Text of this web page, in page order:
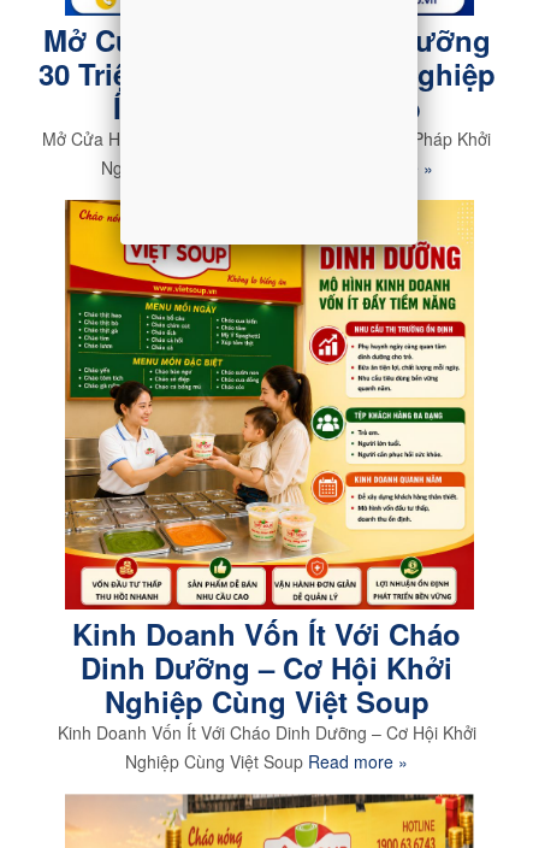
Mở Cửa Hàng Cháo Dinh Dưỡng
30 Triệu – Giải Pháp Khởi Nghiệp
Ít Vốn Cùng Việt Soup
Mở Cửa Hàng Cháo Dinh Dưỡng 30 Triệu – Giải Pháp Khởi
Nghiệp Ít Vốn Cùng Việt Soup
Read more »
Kinh Doanh Vốn Ít Với Cháo
Dinh Dưỡng – Cơ Hội Khởi
Nghiệp Cùng Việt Soup
Kinh Doanh Vốn Ít Với Cháo Dinh Dưỡng – Cơ Hội Khởi
Nghiệp Cùng Việt Soup Read more »